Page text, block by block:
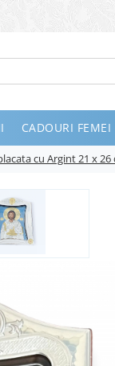
CADOURI FEMEI
cu Argint 21 x